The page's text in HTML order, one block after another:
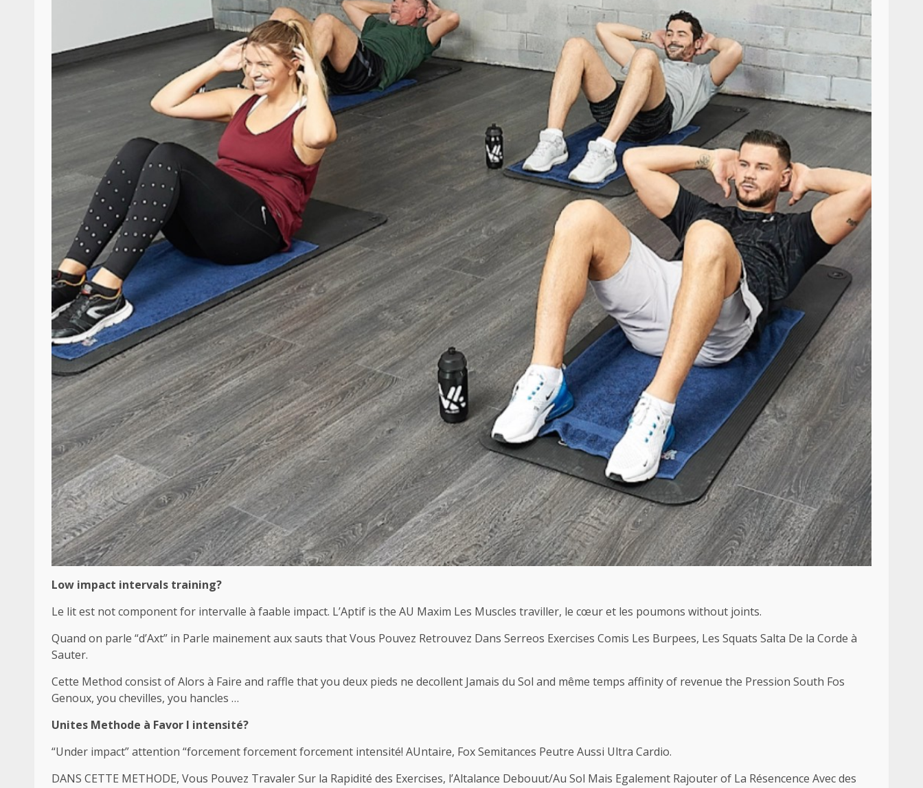
Low impact intervals training?
Le lit est not component for intervalle à faable impact. L’Aptif is the AU Maxim Les Muscles traviller, le cœur et les poumons without joints.
Quand on parle “d’Axt” in Parle mainement aux sauts that Vous Pouvez Retrouvez Dans Serreos Exercises Comis Les Burpees, Les Squats Salta De la Corde à
Sauter.
Cette Method consist of Alors à Faire and raffle that you deux pieds ne decollent Jamais du Sol and même temps affinity of revenue the Pression South Fos
Genoux, you chevilles, you hancles …
Unites Methode à Favor I intensité?
“Under impact” attention “forcement forcement forcement intensité! AUntaire, Fox Semitances Peutre Aussi Ultra Cardio.
DANS CETTE METHODE, Vous Pouvez Travaler Sur la Rapidité des Exercises, l’Altalance Debouut/Au Sol Mais Egalement Rajouter of La Résencence Avec des